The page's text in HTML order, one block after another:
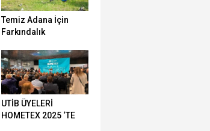
Temiz Adana İçin
Farkındalık
UTİB ÜYELERİ
HOMETEX 2025 ‘TE